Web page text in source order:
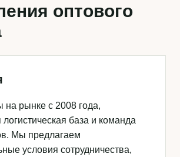
оптового
на рынке с 2008 года,
база и команда
Мы предлагаем
условия сотрудничества,